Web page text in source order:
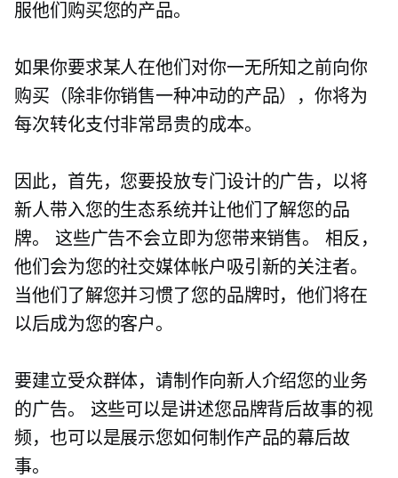
服他们购买您的产品。
如果你要求某人在他们对你一无所知之前向你
购买（除非你销售一种冲动的产品），你将为
每次转化支付非常昂贵的成本。
因此，首先，您要投放专门设计的广告，以将
新人带入您的生态系统并让他们了解您的品
牌。 这些广告不会立即为您带来销售。 相反，
他们会为您的社交媒体帐户吸引新的关注者。
当他们了解您并习惯了您的品牌时，他们将在
以后成为您的客户。
要建立受众群体，请制作向新人介绍您的业务
的广告。 这些可以是讲述您品牌背后故事的视
频，也可以是展示您如何制作产品的幕后故
事。